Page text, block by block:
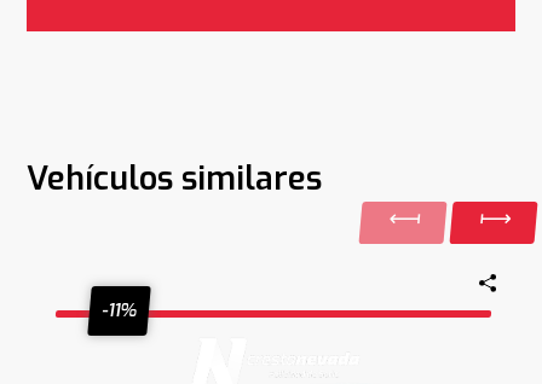
Vehículos similares
-11%